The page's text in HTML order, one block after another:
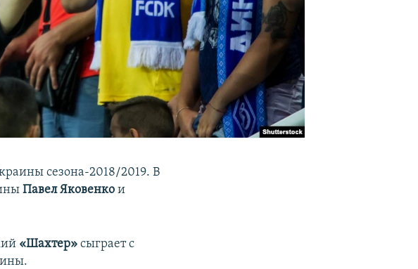
сезона-2018/2019. В
Павел Яковенкои
«Шахтер» сыграет с